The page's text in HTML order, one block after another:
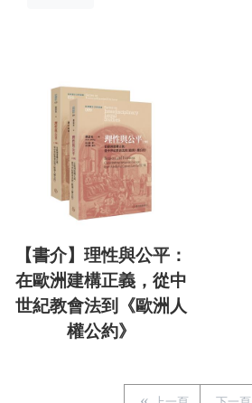
【書介】理性與公平：
在歐洲建構正義，從中
世紀教會法到《歐洲人
權公約》